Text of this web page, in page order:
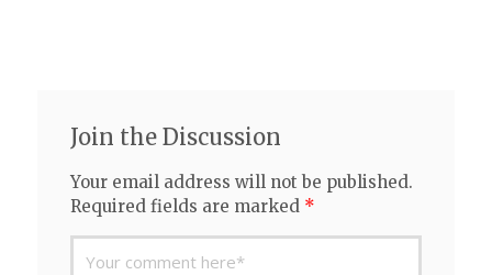
Join the Discussion
Your email address will not be published.
Required fields are marked *